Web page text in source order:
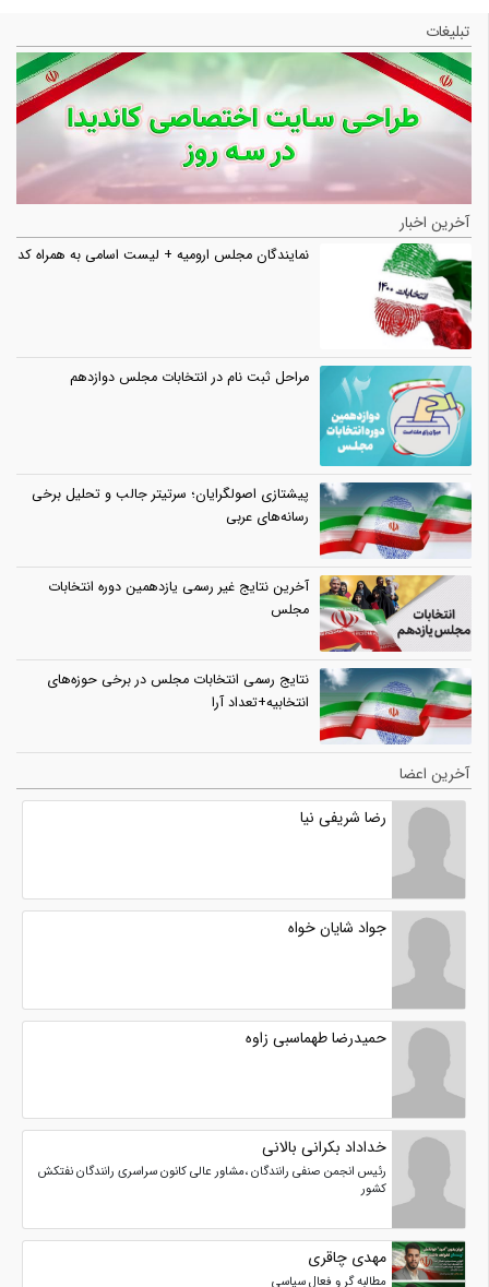
تبلیغات
آخرین اخبار
نمایندگان مجلس ارومیه + لیست اسامی به همراه کد
مراحل ثبت نام در انتخابات مجلس دوازدهم
پیشتازی اصولگرایان؛ سرتیتر جالب و تحلیل برخی
رسانه‌های عربی
آخرین نتایج غیر رسمی یازدهمین دوره انتخابات
مجلس
نتایج رسمی انتخابات مجلس در برخی حوزه‌های
انتخابیه+تعداد آرا
آخرین اعضا
رضا شریفی نیا
جواد شایان خواه
حمیدرضا طهماسبی زاوه
خداداد بکرانی بالانی
رئیس انجمن صنفی رانندگان ،مشاور عالی کانون سراسری رانندگان نفتکش
کشور
مهدی چاقری
مطالبه گر و فعال سیاسی